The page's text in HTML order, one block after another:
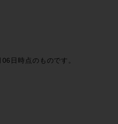
日時点のものです。